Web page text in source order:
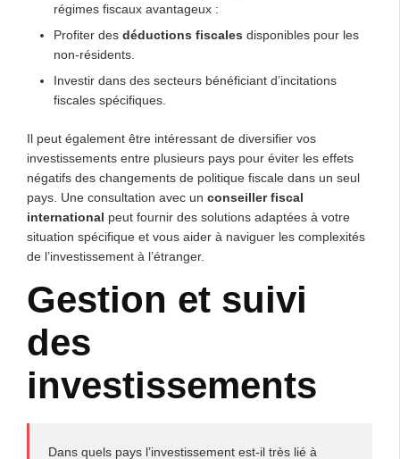
régimes fiscaux avantageux :
Profiter des déductions fiscales disponibles pour les
non-résidents.
Investir dans des secteurs bénéficiant d’incitations
fiscales spécifiques.
Il peut également être intéressant de diversifier vos
investissements entre plusieurs pays pour éviter les effets
négatifs des changements de politique fiscale dans un seul
pays. Une consultation avec un conseiller fiscal
international peut fournir des solutions adaptées à votre
situation spécifique et vous aider à naviguer les complexités
de l’investissement à l’étranger.
Gestion et suivi
des
investissements
Dans quels pays l’investissement est-il très lié à